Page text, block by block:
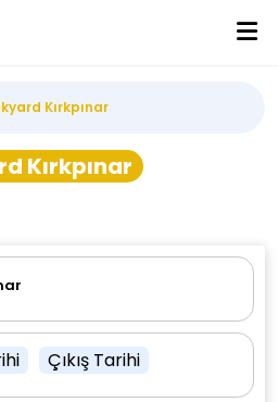
Kırkpınar
Kırkpınar
Çıkış Tarihi